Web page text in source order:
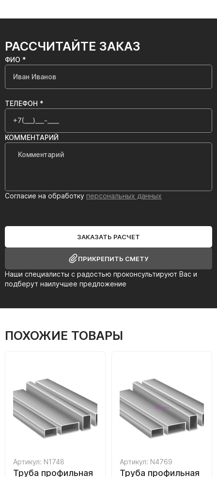
РАССЧИТАЙТЕ ЗАКАЗ
Наши специалисты с радостью проконсультируют Вас и
подберут наилучшее предложение
ФИО *
ТЕЛЕФОН *
КОММЕНТАРИЙ
Согласие на обработку персональных данных
ЗАКАЗАТЬ РАСЧЕТ
ПРИКРЕПИТЬ СМЕТУ
ПОХОЖИЕ ТОВАРЫ
Артикул: N1748
Труба профильная
Артикул: N4769
Труба профильная